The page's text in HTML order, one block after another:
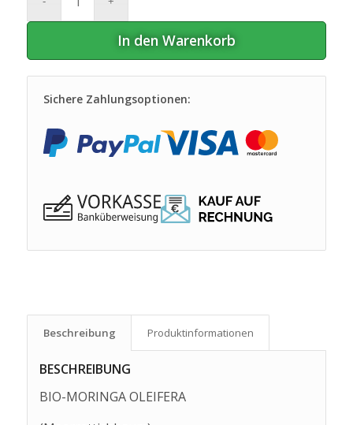
In den Warenkorb
Sichere Zahlungsoptionen:
Beschreibung Produkt­informationen
BESCHREIBUNG
BIO-MORINGA OLEIFERA